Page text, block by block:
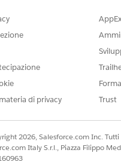
degli agenti standard.
di privacy
Trust
2026, Salesforce.com Inc.
Italy S.r.l., Piazza Filippo